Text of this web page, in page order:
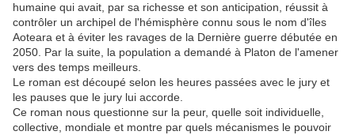
humaine qui avait, par sa richesse et son anticipation, réussit à
contrôler un archipel de l'hémisphère connu sous le nom d'îles
Aoteara et à éviter les ravages de la Dernière guerre débutée en
2050. Par la suite, la population a demandé à Platon de l'amener
vers des temps meilleurs.
Le roman est découpé selon les heures passées avec le jury et
les pauses que le jury lui accorde.
Ce roman nous questionne sur la peur, quelle soit individuelle,
collective, mondiale et montre par quels mécanismes le pouvoir